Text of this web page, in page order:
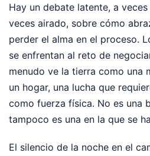
Hay un debate latente, a
veces airado, sobre cómo
perder el alma en el proceso.
se enfrentan al reto de
menudo ve la tierra como una
un hogar, una lucha que
como fuerza física. No es una
tampoco es una en la que se
El silencio de la noche en el